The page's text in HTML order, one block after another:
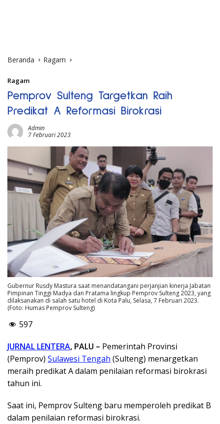
Beranda Ragam
Ragam
Pemprov Sulteng Targetkan Raih
Predikat A Reformasi Birokrasi
Admin
7 Februari 2023
Gubernur Rusdy Mastura saat menandatangani perjanjian kinerja Jabatan
Pimpinan Tinggi Madya dan Pratama lingkup Pemprov Sulteng 2023, yang
dilaksanakan di salah satu hotel di Kota Palu, Selasa, 7 Februari 2023.
(Foto: Humas Pemprov Sulteng)
597
JURNAL LENTERA, PALU – Pemerintah Provinsi
(Pemprov) Sulawesi Tengah (Sulteng) menargetkan
meraih predikat A dalam penilaian reformasi birokrasi
tahun ini.
Saat ini, Pemprov Sulteng baru memperoleh predikat B
dalam penilaian reformasi birokrasi.